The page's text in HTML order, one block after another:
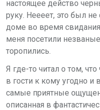
настоящее действо
руку. Неееет, это был
доме во время
меня посетили
торопились.
Я где-то читал о том,
в гости к кому угодно
самые приятные
описанная в